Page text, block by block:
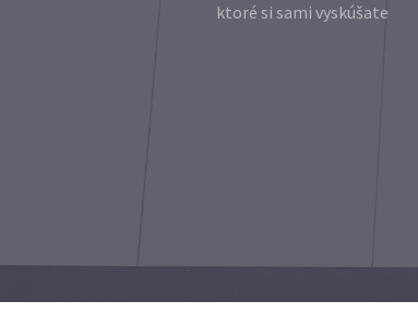
ktoré si sami vyskúšate